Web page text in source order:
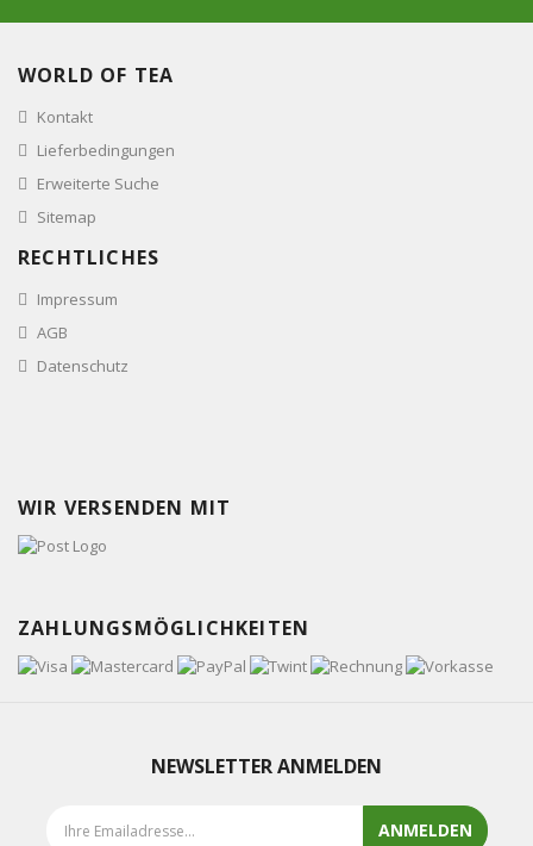
WORLD OF TEA
Kontakt
Lieferbedingungen
Erweiterte Suche
Sitemap
RECHTLICHES
Impressum
AGB
Datenschutz
WIR VERSENDEN MIT
ZAHLUNGSMÖGLICHKEITEN
NEWSLETTER ANMELDEN
ANMELDEN